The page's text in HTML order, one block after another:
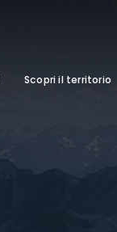
Scopri il territorio